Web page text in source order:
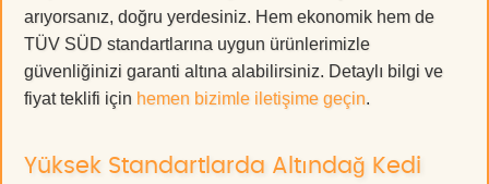
arıyorsanız, doğru yerdesiniz. Hem ekonomik hem de
TÜV SÜD standartlarına uygun ürünlerimizle
güvenliğinizi garanti altına alabilirsiniz. Detaylı bilgi ve
fiyat teklifi için hemen bizimle iletişime geçin.
Yüksek Standartlarda Altındağ Kedi